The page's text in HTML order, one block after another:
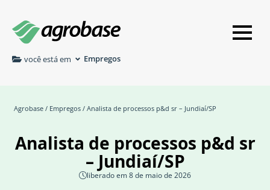
você está em Empregos
Agrobase / Empregos / Analista de processos p&d sr – Jundiaí/SP
Analista de processos p&d sr
– Jundiaí/SP
liberado em 8 de maio de 2026